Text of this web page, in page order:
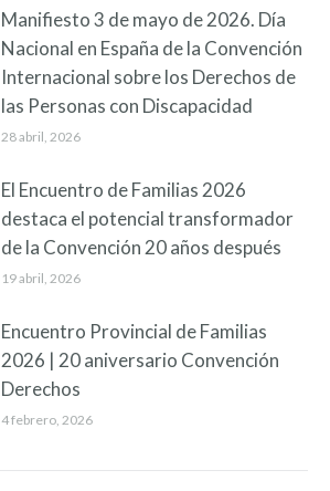
Manifiesto 3 de mayo de 2026. Día
Nacional en España de la Convención
Internacional sobre los Derechos de
las Personas con Discapacidad
28 abril, 2026
El Encuentro de Familias 2026
destaca el potencial transformador
de la Convención 20 años después
19 abril, 2026
Encuentro Provincial de Familias
2026 | 20 aniversario Convención
Derechos
4 febrero, 2026